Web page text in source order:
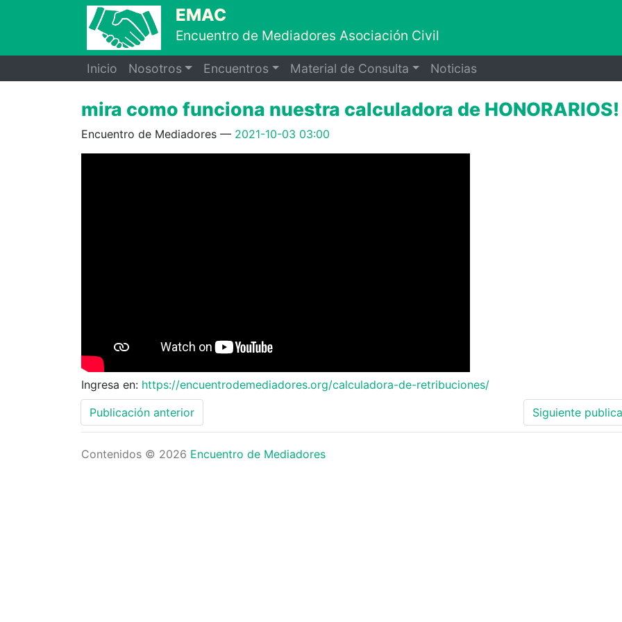
Ir al contenido principal EMAC
Encuentro de Mediadores Asociación Civil
Inicio Nosotros Encuentros Material de Consulta Noticias
mira como funciona nuestra calculadora de HONORARIOS!
Encuentro de Mediadores 2021-10-03 03:00
In­gre­sa en: http­s://en­cuen­tro­de­me­dia­do­res.or­g/­cal­cu­la­do­ra-­de-­re­tri­bu­cio­nes/
Publicación anterior
Siguiente
Contenidos © 2026 Encuentro de Mediadores